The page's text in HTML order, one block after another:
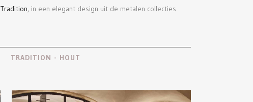
Tradition, in een elegant design uit de metalen collecties
TRADITION - HOUT